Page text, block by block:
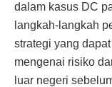
dalam kasus DC
langkah-langkah
strategi yang
mengenai risiko
luar negeri